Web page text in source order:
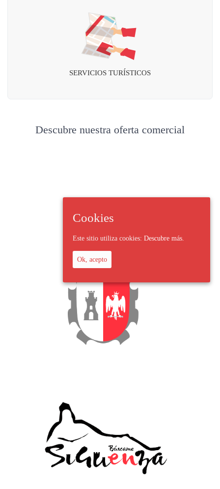
SERVICIOS TURÍSTICOS
Descubre nuestra oferta comercial
Cookies
Este sitio utiliza cookies: Descubre más.
Ok, acepto